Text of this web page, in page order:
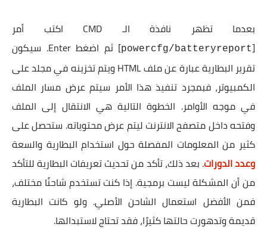
بعدما تظهر نافذة الـ CMD اكتب أمر
[
powercfg/batteryreport
] ثم اضغط Enter. سيكون
تقرير البطارية عبارة عن ملف HTML ويتم تخزينه في مجلد على
الكمبيوتر، فبمجرد تنفيذ هذا الأمر سيتم عرض مسار الملف
في موجه الأوامر. الخطوة التالية هي الانتقال إلى الملف
وفتحه داخل متصفح الانترنت ليتم عرض محتوياته. ستحصل على
كثير من المعلومات المفصلة حول استخدام البطارية والسعة
وعدد الدورات. بعد ذلك، تأكد من تحديث تعريفات البطارية للتأكد
من أن المشكلة ليست برمجية. إذا كنت تستخدم شاحنًا مختلف،
فمن الأفضل استعمال الشاحن الأصلي. ولو كانت البطارية
قديمة وتدهورت حالتها كثيرًا، فقد تحتاج لاستبدالها.